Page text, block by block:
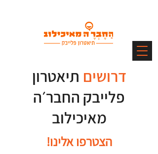
דרושים תיאטרון
פלייבק החבר׳ה
מאיכילוב
הצטרפו אלינו!